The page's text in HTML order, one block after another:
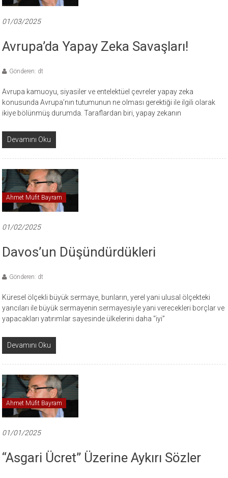
01/03/2025
Avrupa’da Yapay Zeka Savaşları!
Gönderen: dt
Avrupa kamuoyu, siyasiler ve entelektüel çevreler yapay zeka
konusunda Avrupa’nın tutumunun ne olması gerektiği ile ilgili olarak
ikiye bölünmüş durumda. Taraflardan biri, yapay zekanın
Devamını Oku
Ahmet Müfit Bayram
01/02/2025
Davos’un Düşündürdükleri
Gönderen: dt
Küresel ölçekli büyük sermaye, bunların, yerel yani ulusal ölçekteki
yancıları ile büyük sermayenin sermayesiyle yani verecekleri borçlar ve
yapacakları yatırımlar sayesinde ülkelerini daha “iyi”
Devamını Oku
Ahmet Müfit Bayram
01/01/2025
“Asgari Ücret” Üzerine Aykırı Sözler